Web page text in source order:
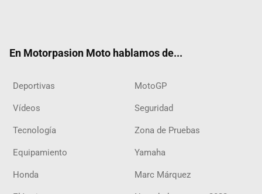
En Motorpasion Moto hablamos de...
Deportivas MotoGP
Vídeos Seguridad
Tecnología Zona de Pruebas
Equipamiento Yamaha
Honda Marc Márquez